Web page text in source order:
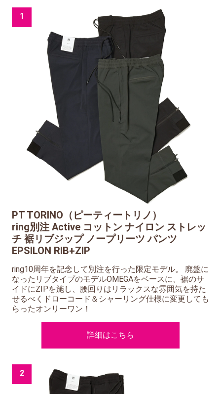
1
PT TORINO（ピーティートリノ）
ring別注 Active コットン ナイロン ストレッ
チ 裾リブジップ ノープリーツ パンツ
EPSILON RIB+ZIP
ring10周年を記念して別注を行った限定モデル。 廃盤に
なったリブタイプのモデルOMEGAをベースに、裾のサ
イドにZIPを施し、腰回りはリラックスな雰囲気を持た
せるべくドローコード＆シャーリング仕様に変更しても
らったオンリーワン！
詳細はこちら
2